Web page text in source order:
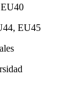
EU45